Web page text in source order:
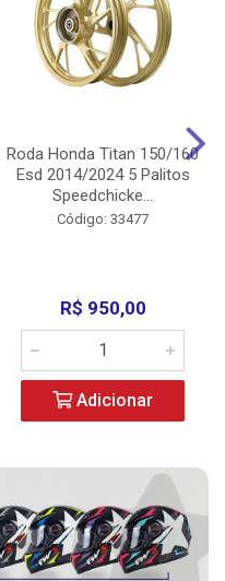
Roda Honda Titan 150/160
Esd 2014/2024 5 Palitos
Speedchicke...
Código: 33477
R$ 950,00
Adicionar